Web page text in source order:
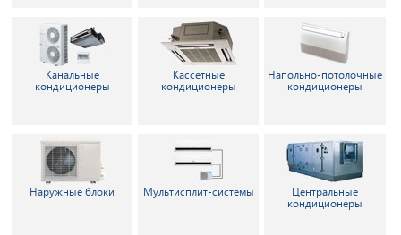
Канальные
кондиционеры
Кассетные
кондиционеры
Напольно-потолочные
кондиционеры
Наружные блоки Мультисплит-системы
Центральные
кондиционеры